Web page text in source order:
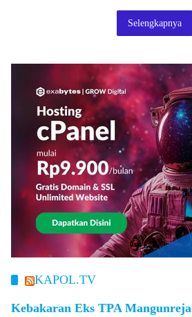
Selengkapnya
KAPOL.TV
Kebakaran Eks TPA